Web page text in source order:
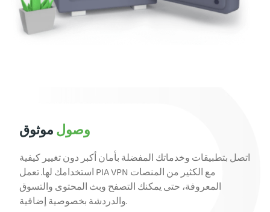
وصولموثوق
اتصل بتطبيقات وخدماتك المفضلة بأمان أكبر دون تغيير كيفية
استخدامك لها. تعمل PIA VPN مع الكثير من المنصات
المعروفة، حتى يمكنك التصفح وبث المحتوى والتسوق
والدردشة بخصوصية إضافية.